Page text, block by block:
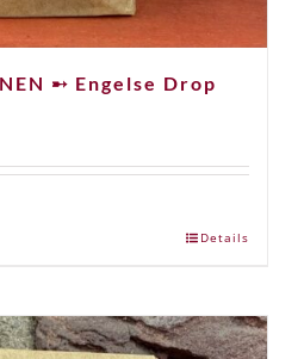
➸ Engelse Drop
Details